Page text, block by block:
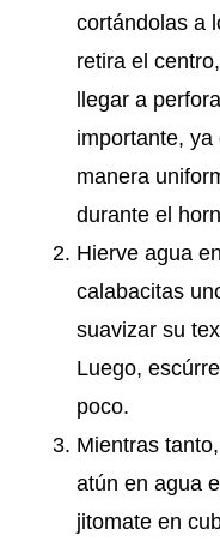
cortándolas a
retira el
llegar a
importante,
manera
durante el
Hierve agua
calabacitas
suavizar su
Luego,
poco.
Mientras
atún en agua
jitomate en